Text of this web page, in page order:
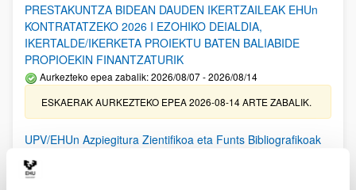
PRESTAKUNTZA BIDEAN DAUDEN IKERTZAILEAK EHUn
KONTRATATZEKO 2026 I EZOHIKO DEIALDIA,
IKERTALDE/IKERKETA PROIEKTU BATEN BALIABIDE
PROPIOEKIN FINANTZATURIK
Aurkezteko epea zabalik: 2026/08/07 - 2026/08/14
ESKAERAK AURKEZTEKO EPEA 2026-08-14 ARTE ZABALIK.
UPV/EHUn Azpiegitura Zientifikoa eta Funts Bibliografikoak